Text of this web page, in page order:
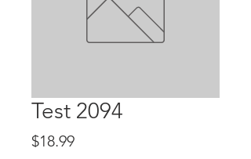
Test 2094
$18.99価格